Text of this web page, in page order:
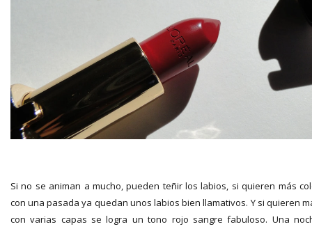
Si no se animan a mucho, pueden teñir los labios, si quieren más
con una pasada ya quedan unos labios bien llamativos. Y si quieren
con varias capas se logra un tono rojo sangre fabuloso. Una